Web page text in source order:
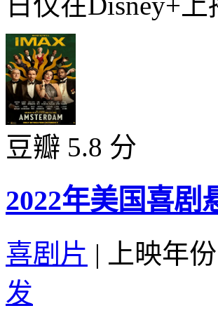
豆瓣 5.8 分
2022年美国喜剧
喜剧片 | 上映年
发